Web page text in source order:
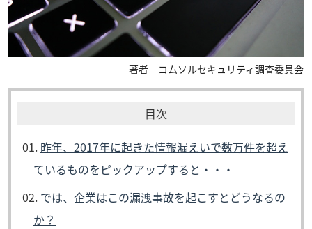
著者 コムソルセキュリティ調査委員会
昨年、2017年に起きた情報漏えいで数万件を超え
ているものをピックアップすると・・・
では、企業はこの漏洩事故を起こすとどうなるの
か？